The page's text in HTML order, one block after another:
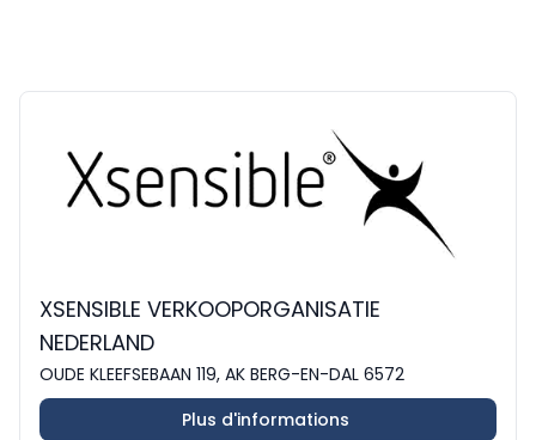
XSENSIBLE VERKOOPORGANISATIE
NEDERLAND
OUDE KLEEFSEBAAN 119, AK BERG-EN-DAL 6572
Plus d'informations